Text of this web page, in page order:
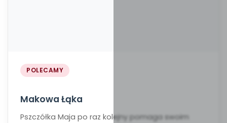
POLECAMY
Makowa Łąka
Pszczółka Maja po raz kolejny pomaga swoim